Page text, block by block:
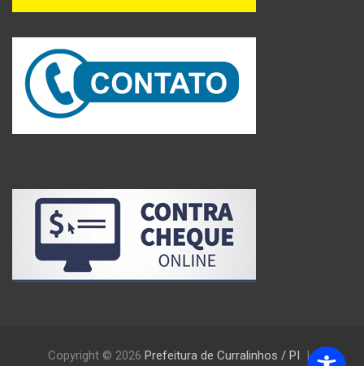
Copyright © 2026 Prefeitura de Curralinhos / PI